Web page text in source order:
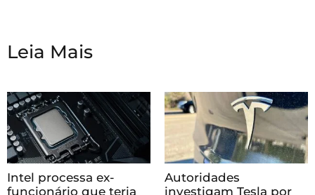
Leia Mais
Intel processa ex-
funcionário que teria
Autoridades
investigam Tesla por